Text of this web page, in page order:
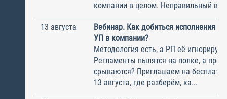
компании в целом. Неправильный
13 августа
Вебинар. Как добиться исполнения
УП в компании?
Методология есть, а РП её
Регламенты пылятся на полке, а
срываются? Приглашаем на
13 августа, где разберём, ка...